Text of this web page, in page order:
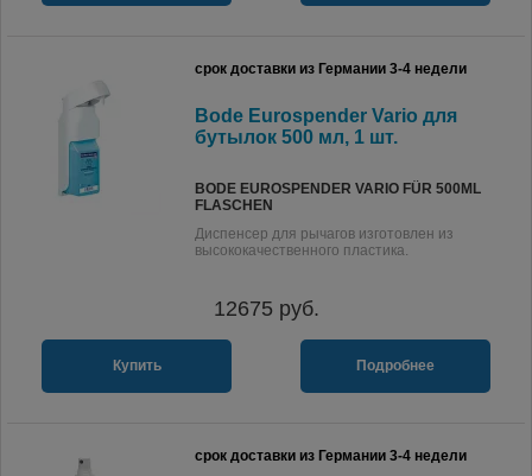
срок доставки из Германии 3-4 недели
Bode Eurospender Vario для
бутылок 500 мл, 1 шт.
BODE EUROSPENDER VARIO FÜR 500ML
FLASCHEN
Диспенсер для рычагов изготовлен из
высококачественного пластика.
12675 руб.
Купить Подробнее
срок доставки из Германии 3-4 недели